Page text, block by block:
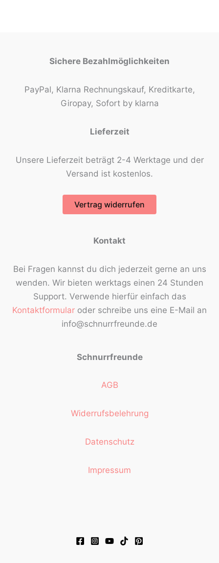
Sichere Bezahlmöglichkeiten
PayPal, Klarna Rechnungskauf, Kreditkarte,
Giropay, Sofort by klarna
Lieferzeit
Unsere Lieferzeit beträgt 2-4 Werktage und der
Versand ist kostenlos.
Vertrag widerrufen
Kontakt
Bei Fragen kannst du dich jederzeit gerne an uns
wenden. Wir bieten werktags einen 24 Stunden
Support. Verwende hierfür einfach das
Kontaktformular oder schreibe uns eine E-Mail an
info@schnurrfreunde.de
Schnurrfreunde
AGB
Widerrufsbelehrung
Datenschutz
Impressum